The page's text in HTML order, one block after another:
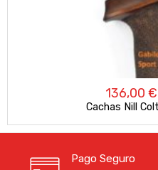
136,00 €
Cachas Nill
Pago Seguro